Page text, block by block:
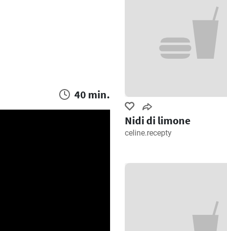
40 min.
Nidi di limone
celine.recepty